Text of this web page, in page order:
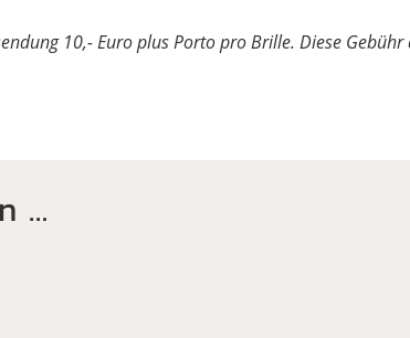
10,- Euro plus Porto pro Brille. Diese
…